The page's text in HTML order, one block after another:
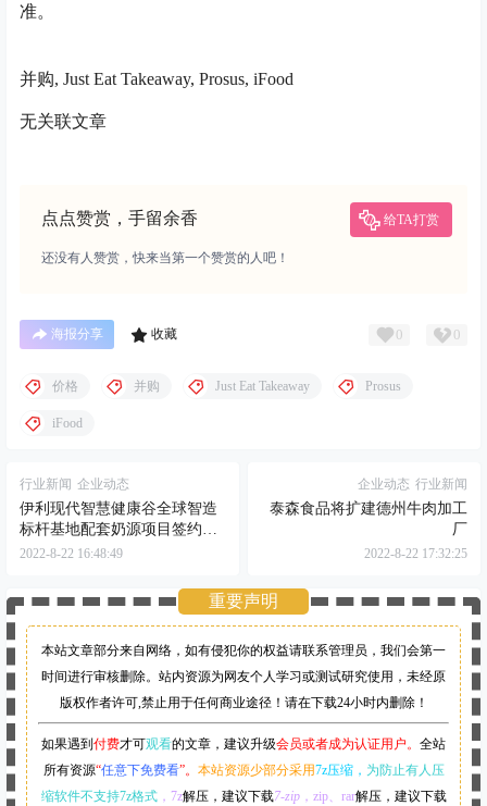
准。
并购, Just Eat Takeaway, Prosus, iFood
无关联文章
点点赞赏，手留余香 给TA打赏
还没有人赞赏，快来当第一个赞赏的人吧！
海报分享 收藏 0 0
价格 并购 Just Eat Takeaway Prosus
iFood
行业新闻 企业动态
伊利现代智慧健康谷全球智造
标杆基地配套奶源项目签约仪
式举行，贺海东出席
2022-8-22 16:48:49
企业动态 行业新闻
泰森食品将扩建德州牛肉加工
厂
2022-8-22 17:32:25
重要声明
本站文章部分来自网络，如有侵犯你的权益请联系管理员， 我们会第一
时间进行审核删除。站内资源为网友个人学习或测试研究使用，未经原
版权作者许可,禁止用于任何商业途径！请在下载24小时内删除！
如果遇到 付费才可观看的文章，建议升级会员或者成为认证用户。 全站
所有资源“任意下免费看”。 本站资源少部分采用7z压缩， 为防止有人压
缩软件不支持7z格式，7z解压，建议下载7-zip，zip、rar解压，建议下载